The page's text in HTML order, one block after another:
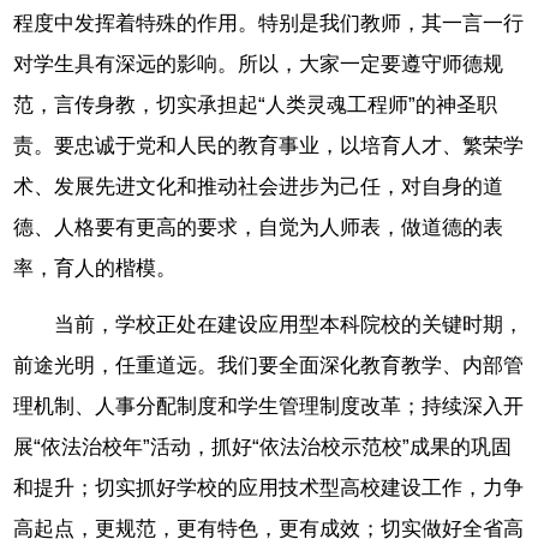
程度中发挥着特殊的作用。特别是我们教师，其一言一行
对学生具有深远的影响。所以，大家一定要遵守师德规
范，言传身教，切实承担起“人类灵魂工程师”的神圣职
责。要忠诚于党和人民的教育事业，以培育人才、繁荣学
术、发展先进文化和推动社会进步为己任，对自身的道
德、人格要有更高的要求，自觉为人师表，做道德的表
率，育人的楷模。
当前，学校正处在建设应用型本科院校的关键时期，
前途光明，任重道远。我们要全面深化教育教学、内部管
理机制、人事分配制度和学生管理制度改革；持续深入开
展“依法治校年”活动，抓好“依法治校示范校”成果的巩固
和提升；切实抓好学校的应用技术型高校建设工作，力争
高起点，更规范，更有特色，更有成效；切实做好全省高